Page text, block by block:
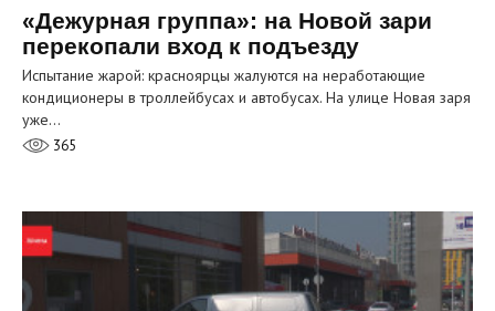
«Дежурная группа»: на Новой зари
перекопали вход к подъезду
Испытание жарой: красноярцы жалуются на неработающие
кондиционеры в троллейбусах и автобусах. На улице Новая заря
уже…
365